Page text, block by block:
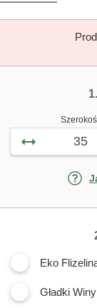
Eko
Gładki